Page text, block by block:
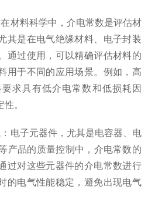
料科学中，介电常数是评估材
其是在电气绝缘材料、电子封装
通过使用，可以精确评估材料的
用于不同的应用场景。例如，高
求具有低介电常数和低损耗因
。
子元器件，尤其是电容器、电
产品的质量控制中，介电常数的
过对这些元器件的介电常数进行
的电气性能稳定，避免出现电气